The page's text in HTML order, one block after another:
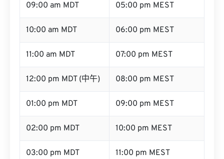
09:00 am MDT 05:00 pm MEST
10:00 am MDT 06:00 pm MEST
11:00 am MDT 07:00 pm MEST
12:00 pm MDT (中午) 08:00 pm MEST
01:00 pm MDT 09:00 pm MEST
02:00 pm MDT 10:00 pm MEST
03:00 pm MDT 11:00 pm MEST